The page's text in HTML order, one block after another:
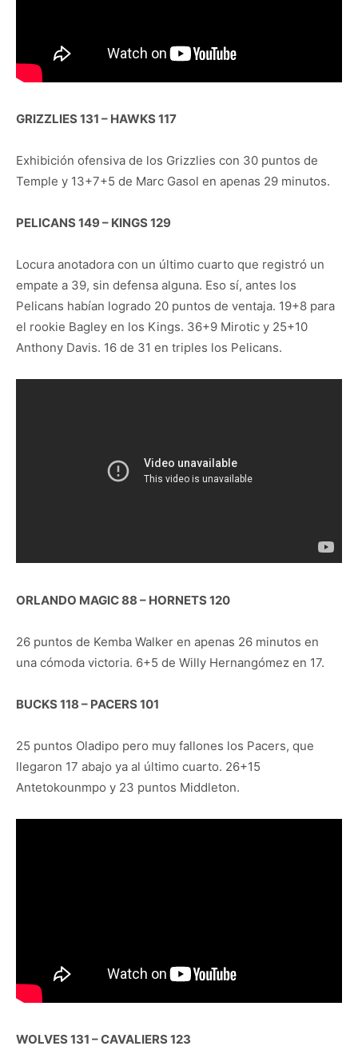
GRIZZLIES 131 – HAWKS 117
Exhibición ofensiva de los Grizzlies con 30 puntos de
Temple y 13+7+5 de Marc Gasol en apenas 29 minutos.
PELICANS 149 – KINGS 129
Locura anotadora con un último cuarto que registró un
empate a 39, sin defensa alguna. Eso sí, antes los
Pelicans habían logrado 20 puntos de ventaja. 19+8 para
el rookie Bagley en los Kings. 36+9 Mirotic y 25+10
Anthony Davis. 16 de 31 en triples los Pelicans.
ORLANDO MAGIC 88 – HORNETS 120
26 puntos de Kemba Walker en apenas 26 minutos en
una cómoda victoria. 6+5 de Willy Hernangómez en 17.
BUCKS 118 – PACERS 101
25 puntos Oladipo pero muy fallones los Pacers, que
llegaron 17 abajo ya al último cuarto. 26+15
Antetokounmpo y 23 puntos Middleton.
WOLVES 131 – CAVALIERS 123